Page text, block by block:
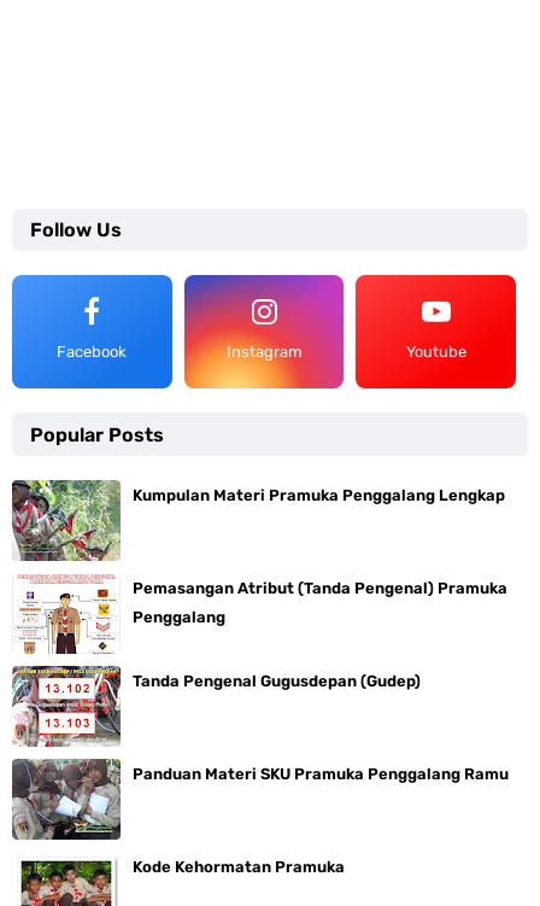
Follow Us
Facebook Instagram Youtube
Popular Posts
Kumpulan Materi Pramuka Penggalang Lengkap
Pemasangan Atribut (Tanda Pengenal) Pramuka
Penggalang
Tanda Pengenal Gugusdepan (Gudep)
Panduan Materi SKU Pramuka Penggalang Ramu
Kode Kehormatan Pramuka